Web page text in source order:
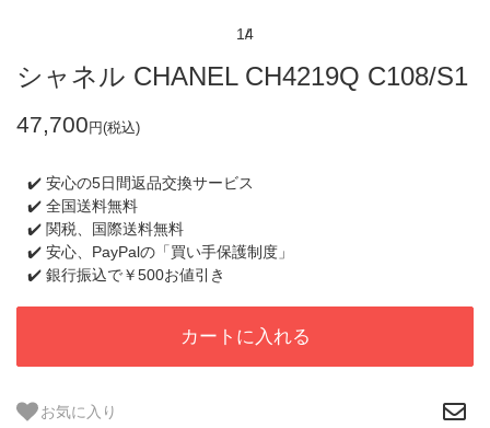
14
シャネル CHANEL CH4219Q C108/S1
47,700 円(税込)
✔️ 安心の5日間返品交換サービス
✔️ 全国送料無料
✔️ 関税、国際送料無料
✔️ 安心、PayPalの「買い手保護制度」
✔️ 銀行振込で￥500お値引き
カートに入れる
お気に入り